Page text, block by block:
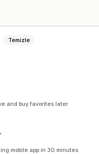
Temizle
and buy favorites later
mobile app in 30 minutes